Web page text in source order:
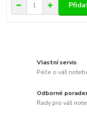
Vlastní servis
Péče o váš
Odborné
Rady pro váš